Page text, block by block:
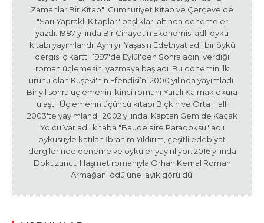
Zamanlar Bir Kitap"; Cumhuriyet Kitap ve Çerçeve'de
"Sarı Yapraklı Kitaplar" başlıkları altında denemeler
yazdı. 1987 yılında Bir Cinayetin Ekonomisi adlı öykü
kitabı yayımlandı. Aynı yıl Yaşasın Edebiyat adlı bir öykü
dergisi çıkarttı. 1997'de Eylül'den Sonra adını verdiği
roman üçlemesini yazmaya başladı. Bu dönemin ilk
ürünü olan Kuşevi'nin Efendisi’ni 2000 yılında yayımladı.
Bir yıl sonra üçlemenin ikinci romanı Yaralı Kalmak okura
ulaştı. Üçlemenin üçüncü kitabı Bıçkın ve Orta Halli
2003'te yayımlandı. 2002 yılında, Kaptan Gemide Kaçak
Yolcu Var adlı kitaba "Baudelaire Paradoksu" adlı
öyküsüyle katılan İbrahim Yıldırım, çeşitli edebiyat
dergilerinde deneme ve öyküler yayınlıyor. 2016 yılında
Dokuzuncu Haşmet romanıyla Orhan Kemal Roman
Armağanı ödülüne layık görüldü.